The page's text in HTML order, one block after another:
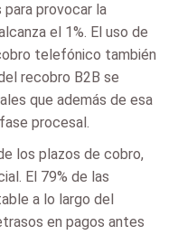
provocar la
el 1%. El uso de
telefónico también
recobro B2B se
que además de esa
procesal.
los plazos de cobro,
El 79% de las
a lo largo del
en pagos antes